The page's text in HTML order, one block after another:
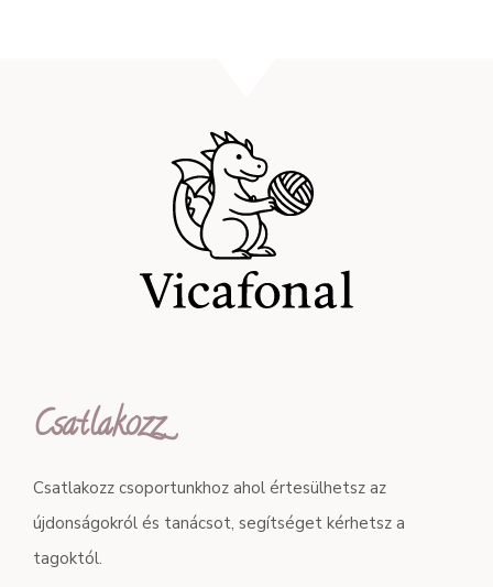
Csatlakozz
Csatlakozz csoportunkhoz ahol értesülhetsz az
újdonságokról és tanácsot, segítséget kérhetsz a
tagoktól.